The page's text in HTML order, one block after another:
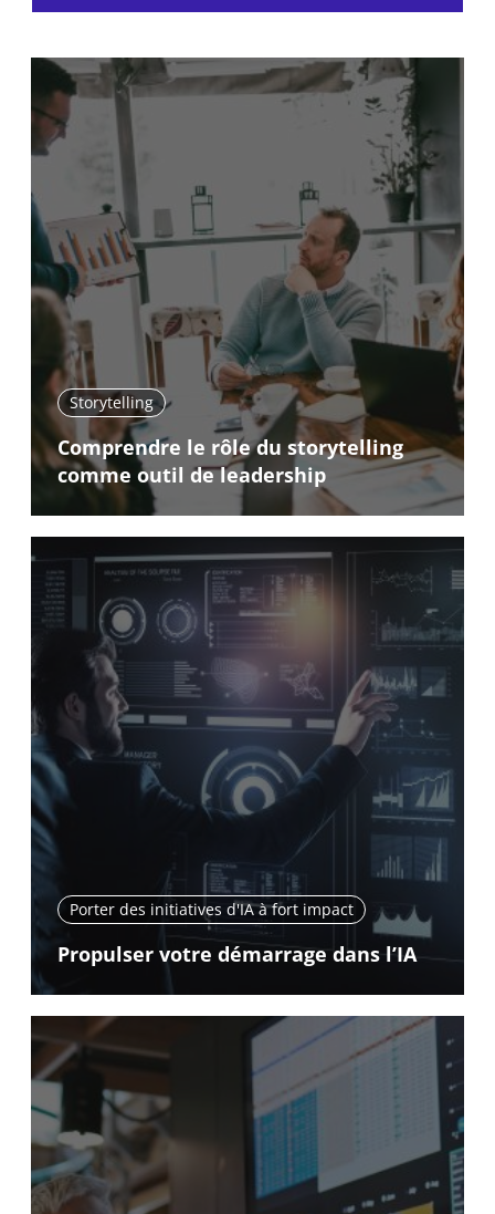
Storytelling
Comprendre le rôle du storytelling
comme outil de leadership
Porter des initiatives d'IA à fort impact
Propulser votre démarrage dans l’IA